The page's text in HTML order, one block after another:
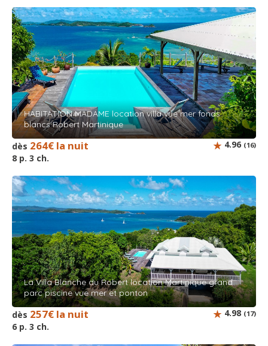
HABITATION MADAME location villa vue mer fonds
blancs Robert Martinique
dès 264€ la nuit
8 p. 3 ch.
4.96 (16)
La Villa Blanche du Robert location Martinique grand
parc piscine vue mer et ponton
dès 257€ la nuit
6 p. 3 ch.
4.98 (17)